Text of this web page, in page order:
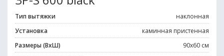
Тип вытяжки
наклонная
Установка
каминная пристенная
Размеры (ВхШ)
90х60 см